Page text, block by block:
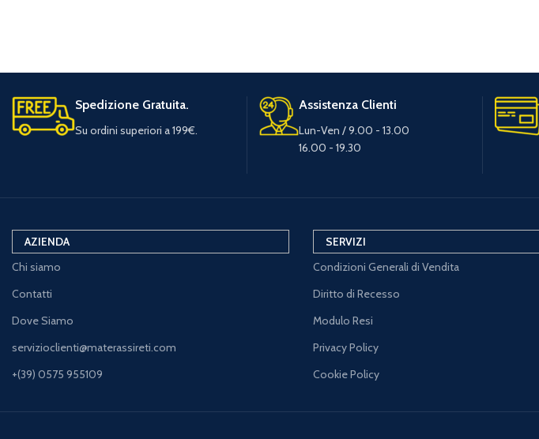
Spedizione Gratuita.
Su ordini superiori a 199€.
Assistenza Clienti
Lun-Ven / 9.00 - 13.00
16.00 - 19.30
AZIENDA
Chi siamo
Contatti
Dove Siamo
servizioclienti@materassireti.com
+(39) 0575 955109
SERVIZI
Condizioni Generali di Vendita
Diritto di Recesso
Modulo Resi
Privacy Policy
Cookie Policy